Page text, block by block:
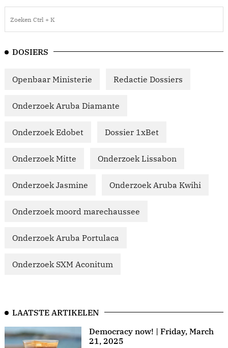
DOSIERS
Openbaar Ministerie Redactie Dossiers
Onderzoek Aruba Diamante
Onderzoek Edobet Dossier 1xBet
Onderzoek Mitte Onderzoek Lissabon
Onderzoek Jasmine Onderzoek Aruba Kwihi
Onderzoek moord marechaussee
Onderzoek Aruba Portulaca
Onderzoek SXM Aconitum
LAATSTE ARTIKELEN
Democracy now! | Friday, March
21, 2025